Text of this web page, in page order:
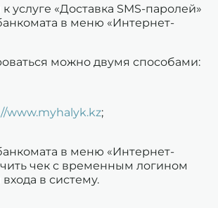
услуге «Доставка SMS-паролей»
в меню «Интернет-
можно двумя способами:
www.myhalyk.kz;
в меню «Интернет-
чек с временным логином
в систему.